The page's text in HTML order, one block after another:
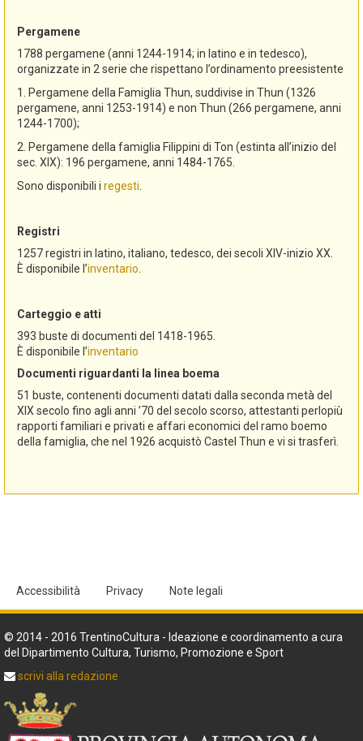
Pergamene
1788 pergamene (anni 1244-1914; in latino e in tedesco),
organizzate in 2 serie che rispettano l’ordinamento preesistente
1. Pergamene della Famiglia Thun, suddivise in Thun (1326
pergamene, anni 1253-1914) e non Thun (266 pergamene, anni
1244-1700);
2. Pergamene della famiglia Filippini di Ton (estinta all’inizio del
sec. XIX): 196 pergamene, anni 1484-1765.
Sono disponibili i regesti
Registri
1257 registri in latino, italiano, tedesco, dei secoli XIV-inizio XX.
È disponibile l’inventario
Carteggio e atti
393 buste di documenti del 1418-1965.
È disponibile l’inventario
Documenti riguardanti la linea boema
51 buste, contenenti documenti datati dalla seconda metà del
XIX secolo fino agli anni ’70 del secolo scorso, attestanti perlopiù
rapporti familiari e privati e affari economici del ramo boemo
della famiglia, che nel 1926 acquistò Castel Thun e vi si trasferì.
Accessibilità Privacy Note legali
© 2014 - 2016 TrentinoCultura - Ideazione e coordinamento a cura
del Dipartimento Cultura, Turismo, Promozione e Sport
scrivi alla redazione